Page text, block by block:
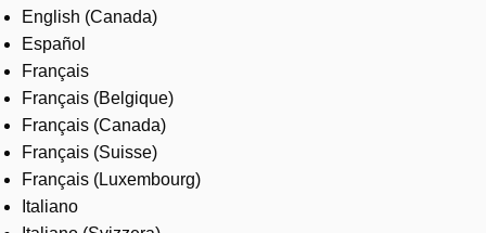
English (Canada)
Español
Français
Français (Belgique)
Français (Canada)
Français (Suisse)
Français (Luxembourg)
Italiano